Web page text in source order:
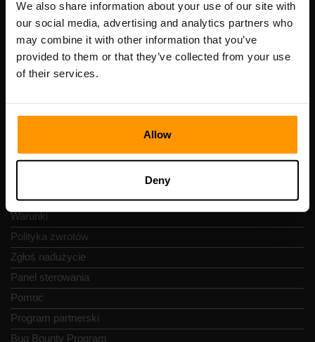
We also share information about your use of our site with
our social media, advertising and analytics partners who
may combine it with other information that you’ve
provided to them or that they’ve collected from your use
of their services.
Allow
Deny
Adres: Harju maakond, Tallinn, Kesklinna linnaosa,
Vesivärava tn 50-201, 10152
Szybka nawigacja
Recenzje
Polityka prywatności
Warunki
Polityka zwrotów
Zgłoś nadużycie
Panel sterowania
Pomoc
Program partnerski
Bug Bounty Program